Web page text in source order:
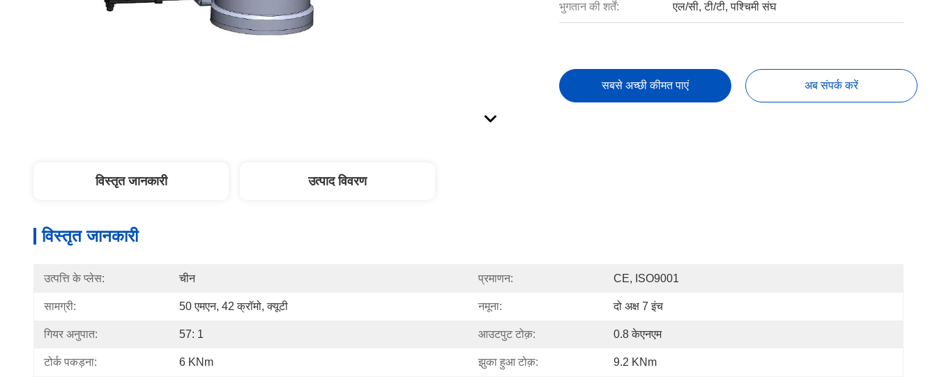
भुगतान की शर्तें: एल/सी, टी/टी, पश्चिमी संघ
सबसे अच्छी कीमत पाएं अब संपर्क करें
विस्तृत जानकारी उत्पाद विवरण
विस्तृत जानकारी
उत्पत्ति के प्लेस: चीन प्रमाणन: CE, ISO9001
सामग्री: 50 एमएन, 42 क्रॉमो, क्यूटी नमूना: दो अक्ष 7 इंच
गियर अनुपात: 57: 1 आउटपुट टोक़: 0.8 केएनएम
टोर्क पकड़ना: 6 KNm झुका हुआ टोक़: 9.2 KNm